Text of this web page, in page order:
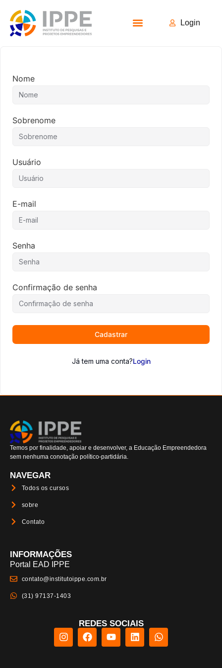
Login
Nome
Sobrenome
Usuário
E-mail
Senha
Confirmação de senha
Cadastrar
Já tem uma conta?Login
Temos por finalidade, apoiar e desenvolver, a Educação Empreendedora
sem nenhuma conotação político-partidária.
NAVEGAR
Todos os cursos
sobre
Contato
INFORMAÇÕES
Portal EAD IPPE
contato@institutoippe.com.br
(31) 97137-1403
REDES SOCIAIS